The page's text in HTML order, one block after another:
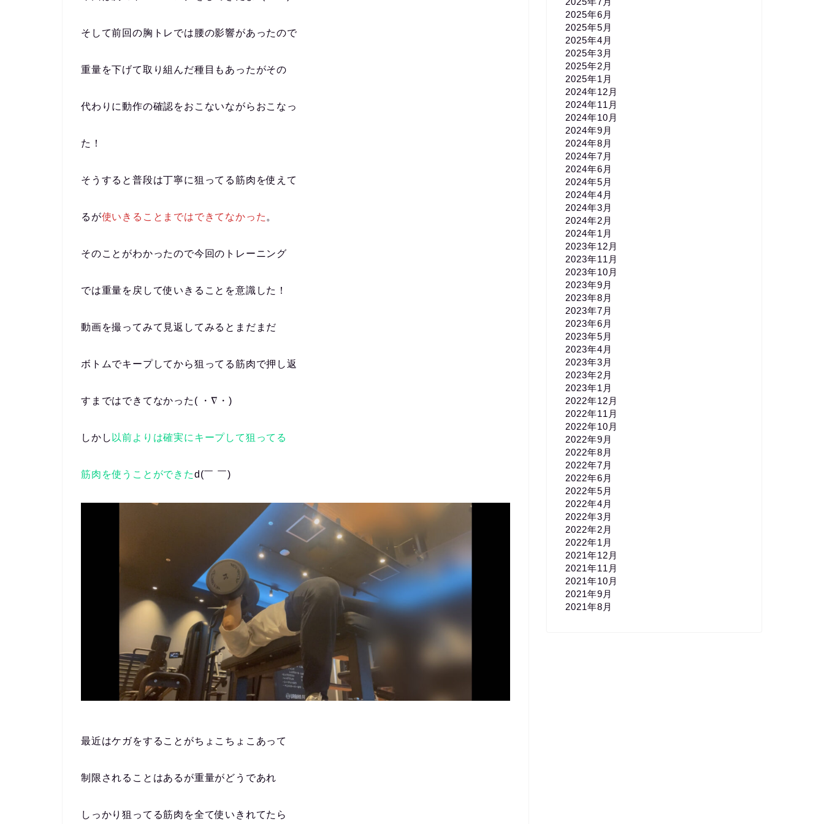
そして前回の胸トレでは腰の影響があったので
重量を下げて取り組んだ種目もあったがその
代わりに動作の確認をおこないながらおこなっ
た！
そうすると普段は丁寧に狙ってる筋肉を使えて
るが使いきることまではできてなかった 。
そのことがわかったので今回のトレーニング
では重量を戻して使いきることを意識した！
動画を撮ってみて見返してみるとまだまだ
ボトムでキープしてから狙ってる筋肉で押し返
すまではできてなかった( ・∇・)
しかし 以前よりは確実にキープして狙ってる
筋肉を使うことができたd(￣ ￣)
最近はケガをすることがちょこちょこあって
制限されることはあるが重量がどうであれ
しっかり狙ってる筋肉を全て使いきれてたら
2025年6月
2025年5月
2025年4月
2025年3月
2025年2月
2025年1月
2024年12月
2024年11月
2024年10月
2024年9月
2024年8月
2024年7月
2024年6月
2024年5月
2024年4月
2024年3月
2024年2月
2024年1月
2023年12月
2023年11月
2023年10月
2023年9月
2023年8月
2023年7月
2023年6月
2023年5月
2023年4月
2023年3月
2023年2月
2023年1月
2022年12月
2022年11月
2022年10月
2022年9月
2022年8月
2022年7月
2022年6月
2022年5月
2022年4月
2022年3月
2022年2月
2022年1月
2021年12月
2021年11月
2021年10月
2021年9月
2021年8月